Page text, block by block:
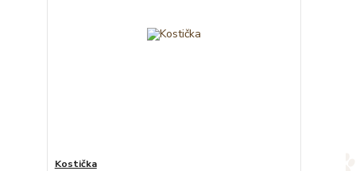
Kostička